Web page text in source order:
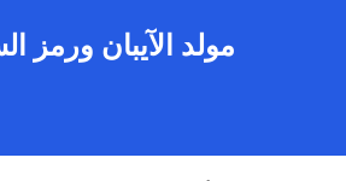
مولد الآيبان ورمز